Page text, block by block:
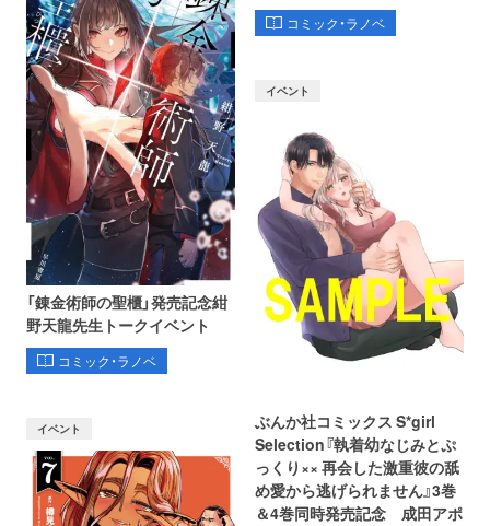
コミック・ラノベ
「錬金術師の聖櫃」発売記念紺
野天龍先生トークイベント
コミック・ラノベ
イベント
ぶんか社コミックス S*girl
Selection『執着幼なじみとぷ
っくり×× 再会した激重彼の舐
め愛から逃げられません』3巻
＆4巻同時発売記念 成田アポ
イベント